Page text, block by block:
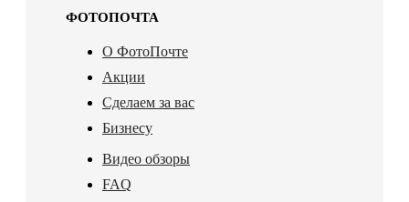
ФОТОПОЧТА
О ФотоПочте
Акции
Сделаем за вас
Бизнесу
Видео обзоры
FAQ